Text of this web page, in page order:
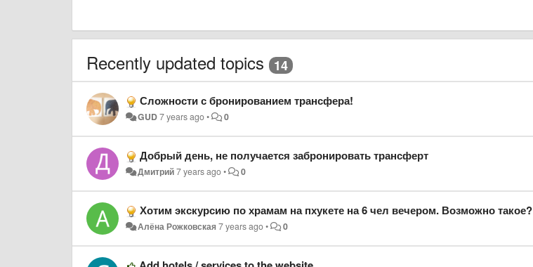
Recently updated topics 14
Сложности с бронированием трансфера!
GUD7 years ago• 0
Добрый день, не получается забронировать трансферт
Дмитрий7 years ago• 0
Хотим экскурсию по храмам на пхукете на 6 чел вечером. Возможно такое?
Алёна Рожковская7 years ago• 0